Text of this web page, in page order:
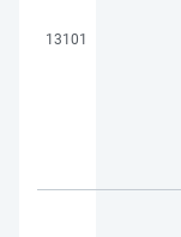
13101